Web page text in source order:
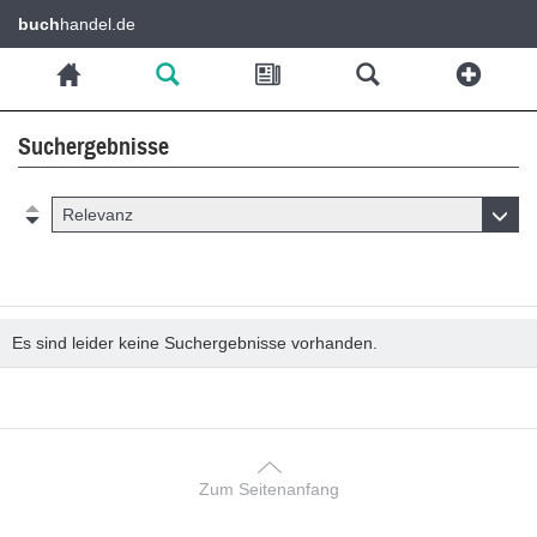
buchhandel.de
Suchergebnisse
Relevanz
Es sind leider keine Suchergebnisse vorhanden.
Zum Seitenanfang